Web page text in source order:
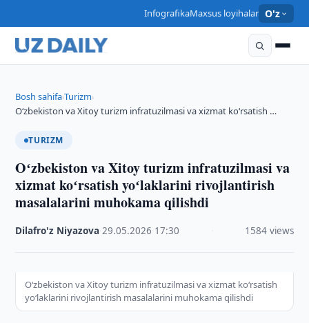
InfografikaMaxsus loyihalar O'z
Bosh sahifa›Turizm›
Oʻzbekiston va Xitoy turizm infratuzilmasi va xizmat koʻrsatish …
TURIZM
Oʻzbekiston va Xitoy turizm infratuzilmasi va
xizmat koʻrsatish yoʻlaklarini rivojlantirish
masalalarini muhokama qilishdi
Dilafro'z Niyazova ·29.05.2026 17:30 1584 views
Oʻzbekiston va Xitoy turizm infratuzilmasi va xizmat koʻrsatish
yoʻlaklarini rivojlantirish masalalarini muhokama qilishdi